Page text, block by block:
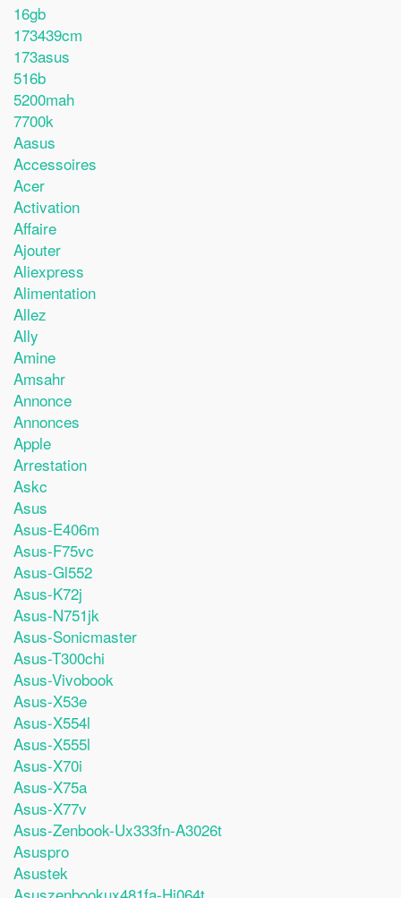
16gb
173439cm
173asus
516b
5200mah
7700k
Aasus
Accessoires
Acer
Activation
Affaire
Ajouter
Aliexpress
Alimentation
Allez
Ally
Amine
Amsahr
Annonce
Annonces
Apple
Arrestation
Askc
Asus
Asus-E406m
Asus-F75vc
Asus-Gl552
Asus-K72j
Asus-N751jk
Asus-Sonicmaster
Asus-T300chi
Asus-Vivobook
Asus-X53e
Asus-X554l
Asus-X555l
Asus-X70i
Asus-X75a
Asus-X77v
Asus-Zenbook-Ux333fn-A3026t
Asuspro
Asustek